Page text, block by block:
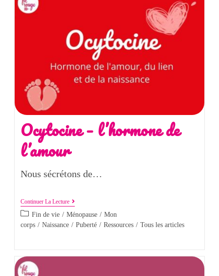
Ocytocine – l’hormone de
l’amour
Nous sécrétons de…
Continuer La Lecture
Fin de vie / Ménopause / Mon
corps / Naissance / Puberté / Ressources / Tous les articles